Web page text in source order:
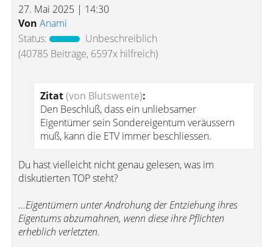
27. Mai 2025 | 14:30
Von Anami
Status:
Unbeschreiblich
(40785 Beiträge, 6597x hilfreich)
Zitat(von Blutswente):
Den Beschluß, dass ein unliebsamer
Eigentümer sein Sondereigentum veräussern
muß, kann die ETV immer beschliessen.
Du hast vielleicht nicht genau gelesen, was im
diskutierten TOP steht?
...Eigentümern unter Androhung der Entziehung ihres
Eigentums abzumahnen, wenn diese ihre Pflichten
erheblich verletzten.